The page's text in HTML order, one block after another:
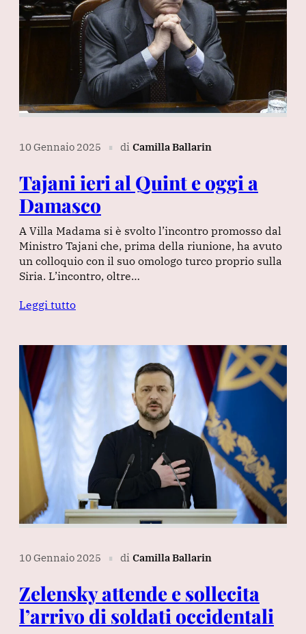
10 Gennaio 2025 ∎ di Camilla Ballarin
Tajani ieri al Quint e oggi a
Damasco
A Villa Madama si è svolto l’incontro promosso dal
Ministro Tajani che, prima della riunione, ha avuto
un colloquio con il suo omologo turco proprio sulla
Siria. L’incontro, oltre…
Leggi tutto
10 Gennaio 2025 ∎ di Camilla Ballarin
Zelensky attende e sollecita
l’arrivo di soldati occidentali